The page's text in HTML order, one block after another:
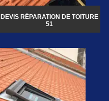
DEVIS RÉPARATION DE TOITURE
51